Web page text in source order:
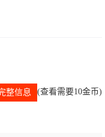
整信息 (查看需要10金币)